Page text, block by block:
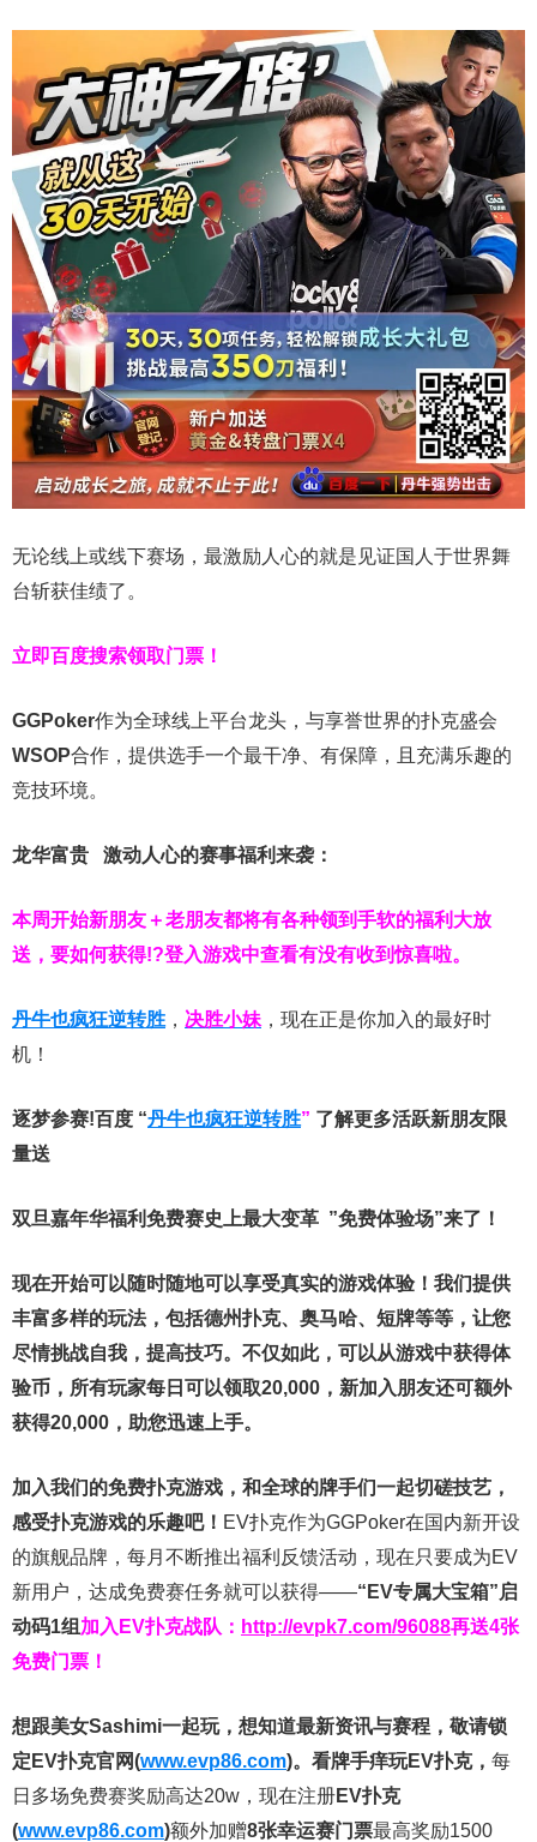
无论线上或线下赛场，最激励人心的就是见证国人于世界舞
台斩获佳绩了。
立即百度搜索领取门票！
GGPoker作为全球线上平台龙头，与享誉世界的扑克盛会
WSOP合作，提供选手一个最干净、有保障，且充满乐趣的
竞技环境。
龙华富贵 激动人心的赛事福利来袭：
本周开始新朋友＋老朋友都将有各种领到手软的福利大放
送，要如何获得!?登入游戏中查看有没有收到惊喜啦。
丹牛也疯狂逆转胜 ， 决胜小妹 ，现在正是你加入的最好时
机！
逐梦参赛!百度 “丹牛也疯狂逆转胜” 了解更多活跃新朋友限
量送
双旦嘉年华福利免费赛史上最大变革 ”免费体验场”来了！
现在开始可以随时随地可以享受真实的游戏体验！我们提供
丰富多样的玩法，包括德州扑克、奥马哈、短牌等等，让您
尽情挑战自我，提高技巧。不仅如此， 可以从游戏中获得体
验币，所有玩家每日可以领取20,000，新加入朋友还可额外
获得20,000，助您迅速上手。
加入我们的免费扑克游戏，和全球的牌手们一起切磋技艺，
感受扑克游戏的乐趣吧！ EV扑克作为GGPoker在国内新开设
的旗舰品牌，每月不断推出福利反馈活动，现在只要成为EV
新用户，达成免费赛任务就可以获得——“EV专属大宝箱”启
动码1组 加入EV扑克战队： http://evpk7.com/96088再送4张
免费门票！
想跟美女Sashimi一起玩， 想知道最新资讯与赛程， 敬请锁
定EV扑克官网(www.evp86.com)。 看牌手痒玩EV扑克， 每
日多场免费赛奖励高达20w，现在注册EV扑克
(www.evp86.com)额外加赠8张幸运赛门票最高奖励1500